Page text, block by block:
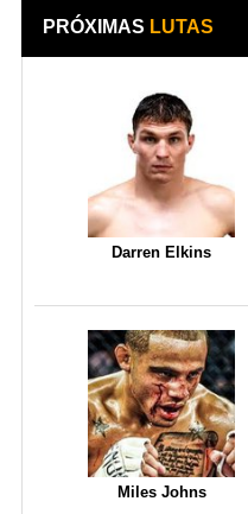
PRÓXIMAS LUTAS
Darren Elkins
Miles Johns